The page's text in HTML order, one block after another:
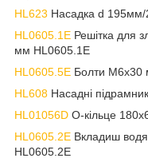
HL623 Насадка d
HL0605.1E Решітка для
мм HL0605.1E
HL0605.5E Болти М6х30
HL608 Насадні
HL01056D О-кільце
HL0605.2E Вкладиш
HL0605.2E